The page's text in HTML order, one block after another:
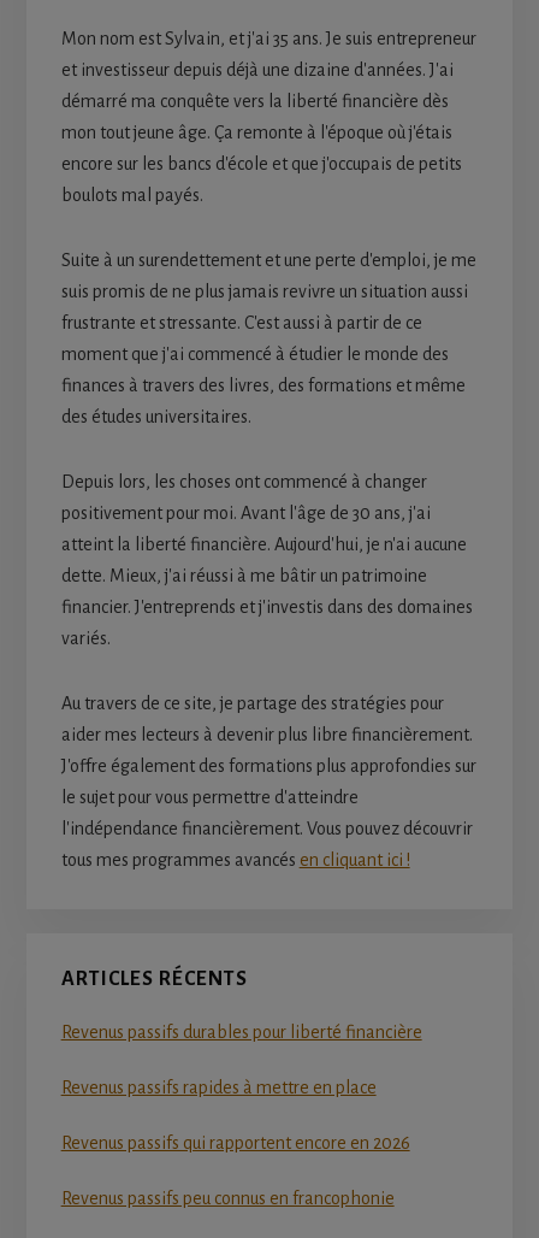
Mon nom est Sylvain, et j'ai 35 ans. Je suis entrepreneur
et investisseur depuis déjà une dizaine d'années. J'ai
démarré ma conquête vers la liberté financière dès
mon tout jeune âge. Ça remonte à l'époque où j'étais
encore sur les bancs d'école et que j'occupais de petits
boulots mal payés.
Suite à un surendettement et une perte d'emploi, je me
suis promis de ne plus jamais revivre un situation aussi
frustrante et stressante. C'est aussi à partir de ce
moment que j'ai commencé à étudier le monde des
finances à travers des livres, des formations et même
des études universitaires.
Depuis lors, les choses ont commencé à changer
positivement pour moi. Avant l'âge de 30 ans, j'ai
atteint la liberté financière. Aujourd'hui, je n'ai aucune
dette. Mieux, j'ai réussi à me bâtir un patrimoine
financier. J'entreprends et j'investis dans des domaines
variés.
Au travers de ce site, je partage des stratégies pour
aider mes lecteurs à devenir plus libre financièrement.
J'offre également des formations plus approfondies sur
le sujet pour vous permettre d'atteindre
l'indépendance financièrement. Vous pouvez découvrir
tous mes programmes avancés en cliquant ici !
ARTICLES RÉCENTS
Revenus passifs durables pour liberté financière
Revenus passifs rapides à mettre en place
Revenus passifs qui rapportent encore en 2026
Revenus passifs peu connus en francophonie